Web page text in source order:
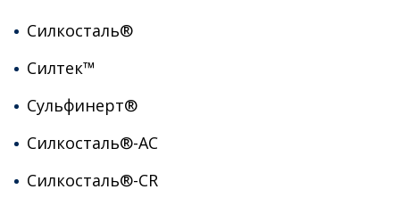
Силкосталь®
Силтек™
Сульфинерт®
Силкосталь®-AC
Силкосталь®-CR